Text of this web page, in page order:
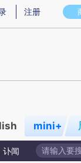
图存在偏差。不代
注册
mini+
讣闻